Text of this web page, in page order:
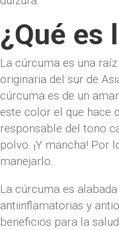
¿Qué es
La cúrcuma es una
originaria del sur de
cúrcuma es de un
este color el que hace
responsable del tono
polvo. ¡Y mancha! Por
manejarlo.
La cúrcuma es
antiinflamatorias y
beneficios para la